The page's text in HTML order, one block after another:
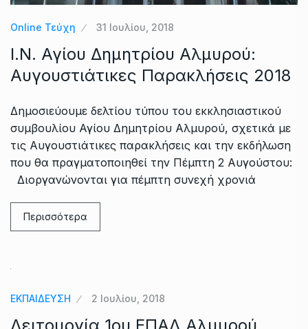
Online Τεύχη 31 Ιουλίου, 2018
Ι.Ν. Αγίου Δημητρίου Αλμυρού:
Αυγουστιάτικες Παρακλήσεις 2018
Δημοσιεύουμε δελτίου τύπου του εκκλησιαστικού
συμβουλίου Αγίου Δημητρίου Αλμυρού, σχετικά με
τις Αυγουστιάτικες παρακλήσεις και την εκδήλωση
που θα πραγματοποιηθεί την Πέμπτη 2 Αυγούστου:
Διοργανώνονται για πέμπτη συνεχή χρονιά
Περισσότερα
ΕΚΠΑΙΔΕΥΣΗ 2 Ιουλίου, 2018